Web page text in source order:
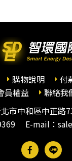
購物說明
付
員權益
聯絡我
市中和區中正路
E-mail：